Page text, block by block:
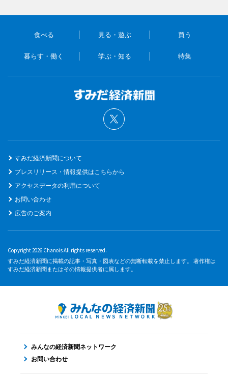
食べる 見る・遊ぶ 買う
暮らす・働く 学ぶ・知る 特集
すみだ経済新聞について
プレスリリース・情報提供はこちらから
アクセスデータの利用について
お問い合わせ
広告のご案内
Copyright 2026 Chanois All rights reserved.
すみだ経済新聞に掲載の記事・写真・図表などの無断転載を禁止します。 著作権は
すみだ経済新聞またはその情報提供者に属します。
みんなの経済新聞ネットワーク
お問い合わせ